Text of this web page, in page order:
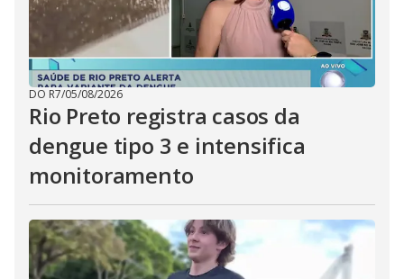
DO R7/05/08/2026
Rio Preto registra casos da
dengue tipo 3 e intensifica
monitoramento